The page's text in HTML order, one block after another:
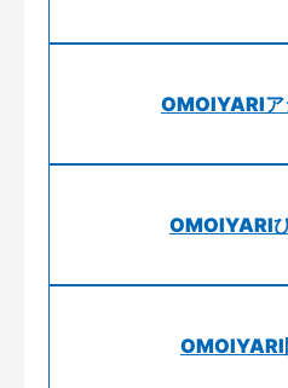
OMOIYARIア
OMOIYARI
OMOIYARI